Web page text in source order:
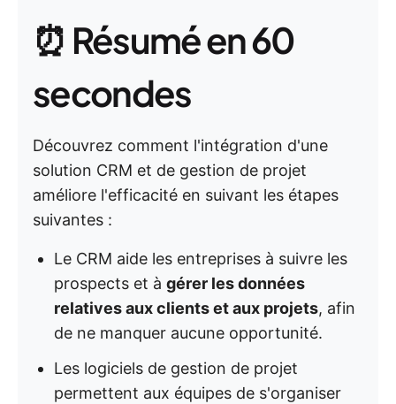
⏰ Résumé en 60
secondes
Découvrez comment l'intégration d'une
solution CRM et de gestion de projet
améliore l'efficacité en suivant les étapes
suivantes :
Le CRM aide les entreprises à suivre les
prospects et à gérer les données
relatives aux clients et aux projets, afin
de ne manquer aucune opportunité.
Les logiciels de gestion de projet
permettent aux équipes de s'organiser